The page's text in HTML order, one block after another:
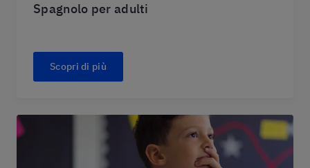
Spagnolo per adulti
Scopri di più